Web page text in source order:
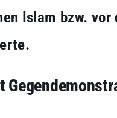
Islam bzw.